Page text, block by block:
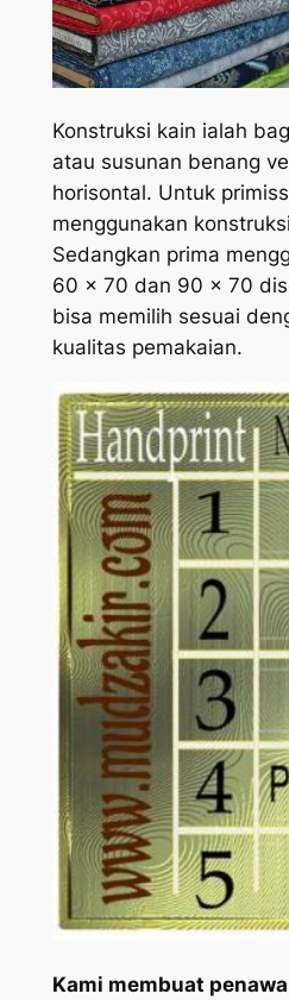
Konstruksi kain ialah
atau susunan benang
horisontal. Untuk
menggunakan
Sedangkan prima
60 x 70 dan 90 x 70
bisa memilih sesuai
kualitas pemakaian.
Kami membuat